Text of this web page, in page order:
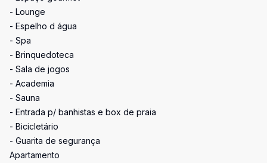
- Lounge
- Espelho d água
- Spa
- Brinquedoteca
- Sala de jogos
- Academia
- Sauna
- Entrada p/ banhistas e box de praia
- Bicicletário
- Guarita de segurança
Apartamento